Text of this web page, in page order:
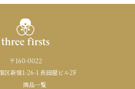
〒160-0022
区新宿1-26-1 長田屋ビル2F
商品一覧